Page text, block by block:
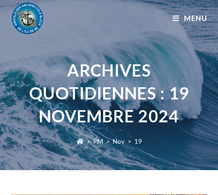
MENU
ARCHIVES
QUOTIDIENNES : 19
NOVEMBRE 2024
> PM > Nov > 19